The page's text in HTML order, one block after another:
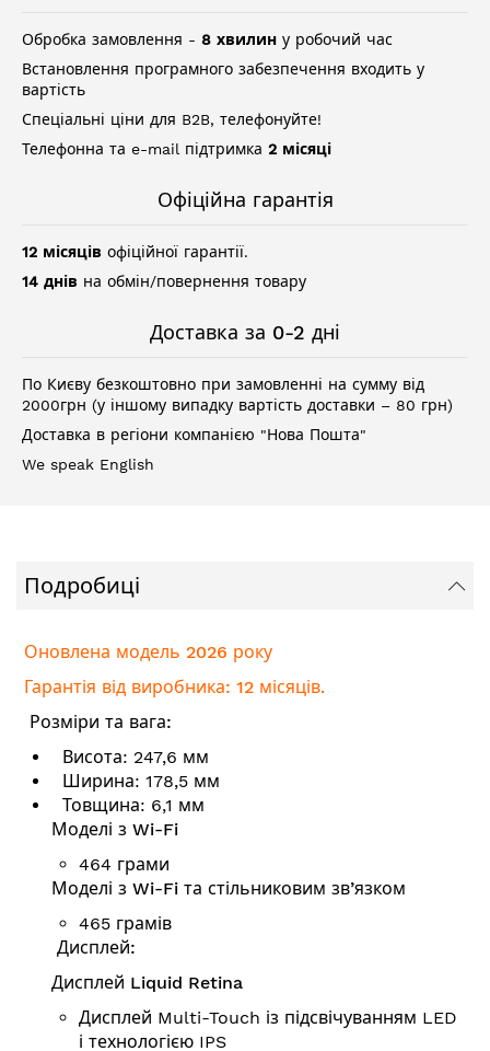
Обробка замовлення - 8 хвилин у робочий час
Встановлення програмного забезпечення входить у
вартість
Спеціальні ціни для B2B, телефонуйте!
Телефонна та e-mail підтримка 2 місяці
Офіційна гарантія
12 місяців офіційної гарантії.
14 днів на обмін/повернення товару
Доставка за 0-2 дні
По Києву безкоштовно при замовленні на сумму від
2000грн (у іншому випадку вартість доставки – 80 грн)
Доставка в регіони компанією "Нова Пошта"
We speak English
Подробиці
Оновлена модель 2026 року
Гарантія від виробника: 12 місяців.
Розміри та вага:
Висота: 247,6 мм
Ширина: 178,5 мм
Товщина: 6,1 мм
Моделі з Wi-Fi
464 грами
Моделі з Wi-Fi та стільниковим зв’язком
465 грамів
Дисплей:
Дисплей Liquid Retina
Дисплей Multi-Touch із підсвічуванням LED
і технологією IPS